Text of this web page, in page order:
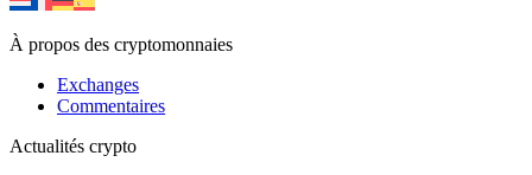
À propos des cryptomonnaies
Exchanges
Commentaires
Actualités crypto